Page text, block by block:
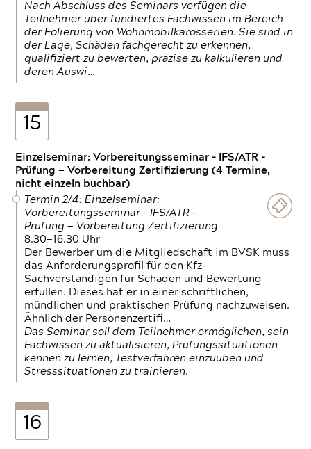
Nach Abschluss des Seminars verfügen die
Teilnehmer über fundiertes Fachwissen im Bereich
der Folierung von Wohnmobilkarosserien. Sie sind in
der Lage, Schäden fachgerecht zu erkennen,
qualifiziert zu bewerten, präzise zu kalkulieren und
deren Auswi…
15
Einzelseminar: Vorbereitungsseminar - IFS/ATR -
Prüfung — Vorbereitung Zertifizierung (4 Termine,
nicht einzeln buchbar)
Termin 2/4: Einzelseminar:
Vorbereitungsseminar - IFS/ATR -
Prüfung — Vorbereitung Zertifizierung
8.30—16.30 Uhr
Der Bewerber um die Mitgliedschaft im BVSK muss
das Anforderungsprofil für den Kfz-
Sachverständigen für Schäden und Bewertung
erfüllen. Dieses hat er in einer schriftlichen,
mündlichen und praktischen Prüfung nachzuweisen.
Ähnlich der Personenzertifi…
Das Seminar soll dem Teilnehmer ermöglichen, sein
Fachwissen zu aktualisieren, Prüfungssituationen
kennen zu lernen, Testverfahren einzuüben und
Stresssituationen zu trainieren.
16